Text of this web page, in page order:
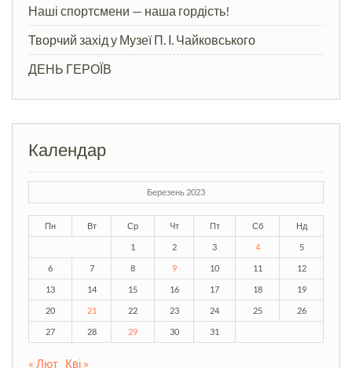
Наші спортсмени — наша гордість!
Творчий захід у Музеї П. І. Чайковського
ДЕНЬ ГЕРОЇВ
Календар
Березень 2023
Пн Вт Ср Чт Пт Сб Нд
1 2 3 4 5
6 7 8 9 10 11 12
13 14 15 16 17 18 19
20 21 22 23 24 25 26
27 28 29 30 31
« Лют Кві »